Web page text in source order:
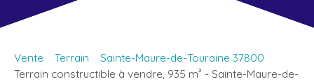
Vente Terrain
Sainte-Maure-de-Touraine 37800
Terrain constructible à vendre, 935 m² - Sainte-Maure-de-